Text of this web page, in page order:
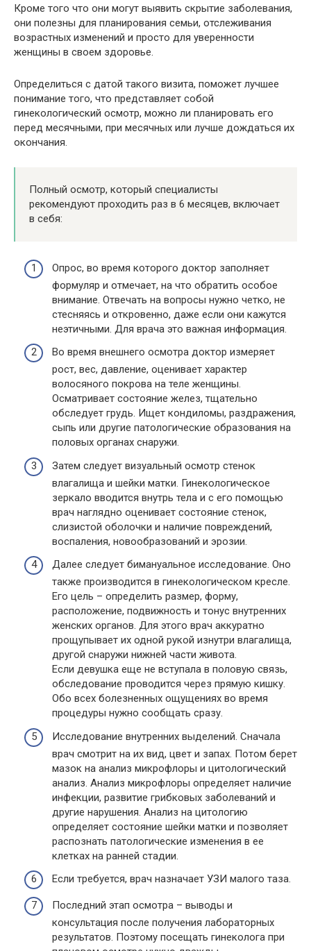
Кроме того что они могут выявить скрытие заболевания,
они полезны для планирования семьи, отслеживания
возрастных изменений и просто для уверенности
женщины в своем здоровье.
Определиться с датой такого визита, поможет лучшее
понимание того, что представляет собой
гинекологический осмотр, можно ли планировать его
перед месячными, при месячных или лучше дождаться их
окончания.
Полный осмотр, который специалисты
рекомендуют проходить раз в 6 месяцев, включает
в себя:
Опрос, во время которого доктор заполняет
формуляр и отмечает, на что обратить особое
внимание. Отвечать на вопросы нужно четко, не
стесняясь и откровенно, даже если они кажутся
неэтичными. Для врача это важная информация.
Во время внешнего осмотра доктор измеряет
рост, вес, давление, оценивает характер
волосяного покрова на теле женщины.
Осматривает состояние желез, тщательно
обследует грудь. Ищет кондиломы, раздражения,
сыпь или другие патологические образования на
половых органах снаружи.
Затем следует визуальный осмотр стенок
влагалища и шейки матки. Гинекологическое
зеркало вводится внутрь тела и с его помощью
врач наглядно оценивает состояние стенок,
слизистой оболочки и наличие повреждений,
воспаления, новообразований и эрозии.
Далее следует бимануальное исследование. Оно
также производится в гинекологическом кресле.
Его цель – определить размер, форму,
расположение, подвижность и тонус внутренних
женских органов. Для этого врач аккуратно
прощупывает их одной рукой изнутри влагалища,
другой снаружи нижней части живота.
Если девушка еще не вступала в половую связь,
обследование проводится через прямую кишку.
Обо всех болезненных ощущениях во время
процедуры нужно сообщать сразу.
Исследование внутренних выделений. Сначала
врач смотрит на их вид, цвет и запах. Потом берет
мазок на анализ микрофлоры и цитологический
анализ. Анализ микрофлоры определяет наличие
инфекции, развитие грибковых заболеваний и
другие нарушения. Анализ на цитологию
определяет состояние шейки матки и позволяет
распознать патологические изменения в ее
клетках на ранней стадии.
Если требуется, врач назначает УЗИ малого таза.
Последний этап осмотра – выводы и
консультация после получения лабораторных
результатов. Поэтому посещать гинеколога при